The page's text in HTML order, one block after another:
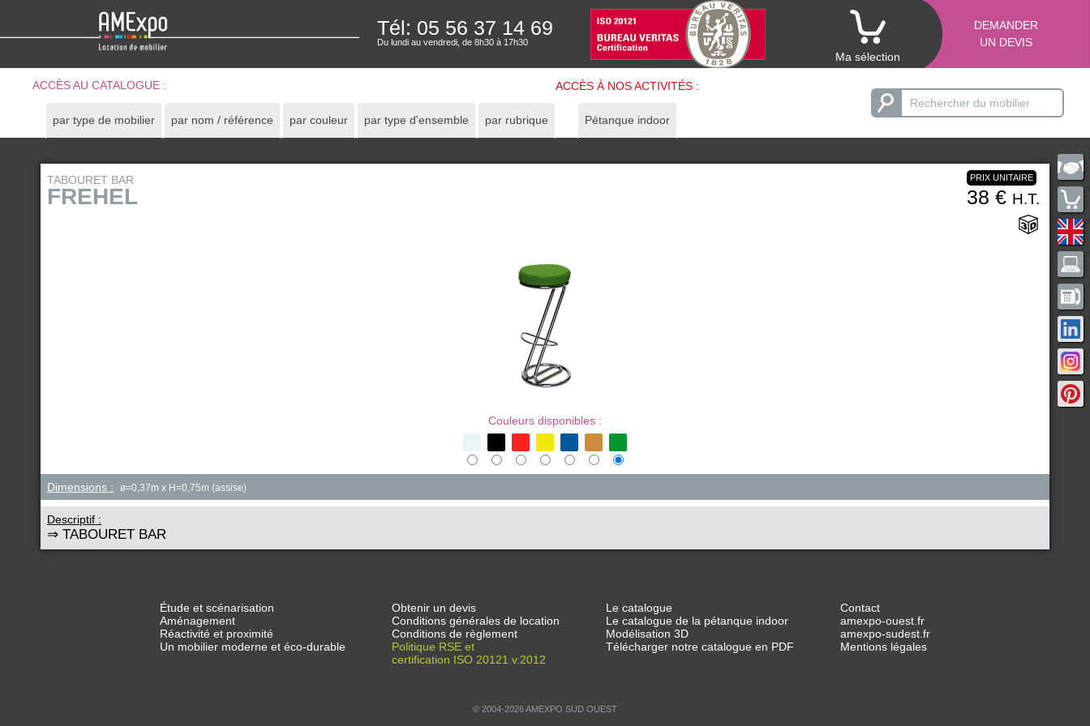
Tél: 05 56 37 14 69
Du lundi au vendredi, de 8h30 à 17h30
Ma sélection
DEMANDER
UN DEVIS
ACCÈS AU CATALOGUE :
par type de mobilier par nom / référence par couleur par type d'ensemble par rubrique
ACCÈS À NOS ACTIVITÉS :
Pétanque indoor
TABOURET BAR
FREHEL
PRIX UNITAIRE
38 € H.T.
Couleurs disponibles :
Dimensions : ø=0,37m x H=0,75m (assise)
Descriptif :
⇒ TABOURET BAR
Étude et scénarisation
Aménagement
Réactivité et proximité
Un mobilier moderne et éco-durable
Obtenir un devis
Conditions générales de location
Conditions de règlement
Politique RSE et
certification ISO 20121 v.2012
Le catalogue
Le catalogue de la pétanque indoor
Modélisation 3D
Télécharger notre catalogue en PDF
Contact
amexpo-ouest.fr
amexpo-sudest.fr
Mentions légales
© 2004-2026 AMEXPO SUD OUEST